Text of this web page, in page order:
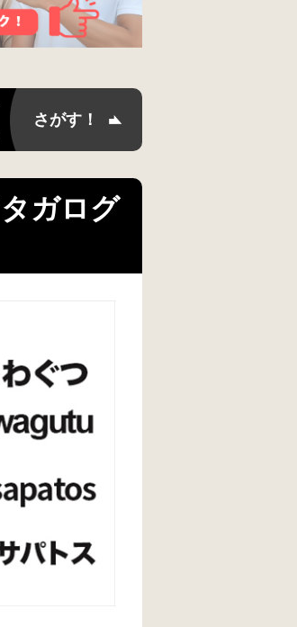
ガログ